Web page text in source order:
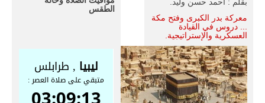
معركة بدر الكبرى وفتح مكة
... دروس في القيادة
العسكرية والإستراتيجية.
الطقس